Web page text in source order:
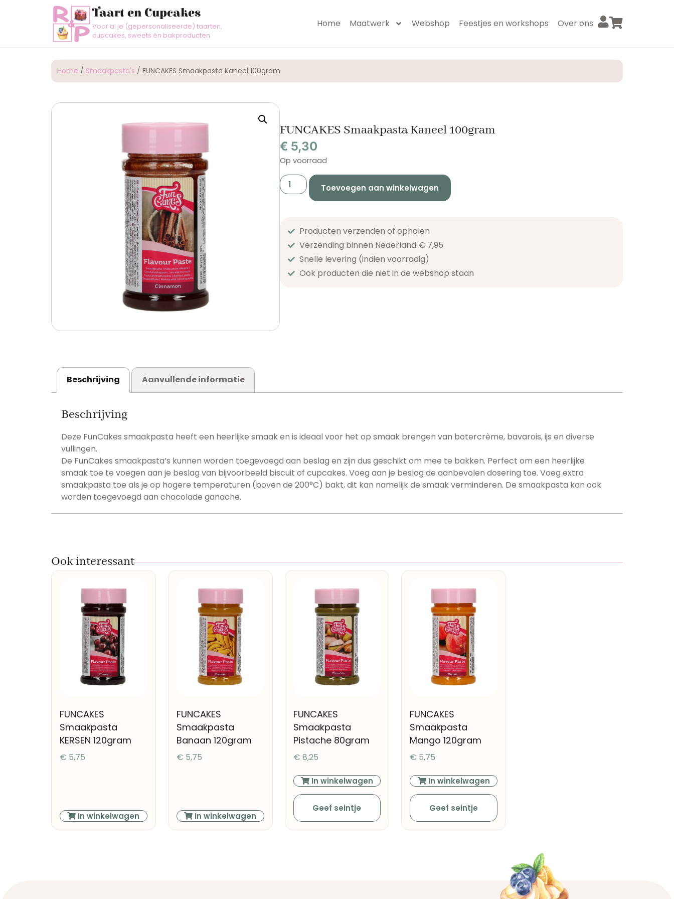
Taart en Cupcakes
Voor al je (gepersonaliseerde) taarten,
cupcakes, sweets én bakproducten
Home Maatwerk Webshop Feestjes en workshops Over ons
Home / Smaakpasta's / FUNCAKES Smaakpasta Kaneel 100gram
FUNCAKES Smaakpasta Kaneel 100gram
€ 5,30
Op voorraad
Toevoegen aan winkelwagen
Producten verzenden of ophalen
Verzending binnen Nederland € 7,95
Snelle levering (indien voorradig)
Ook producten die niet in de webshop staan​
Beschrijving Aanvullende informatie
Beschrijving
Deze FunCakes smaakpasta heeft een heerlijke smaak en is ideaal voor het op smaak brengen van botercrème, bavarois, ijs en diverse
vullingen.
De FunCakes smaakpasta’s kunnen worden toegevoegd aan beslag en zijn dus geschikt om mee te bakken. Perfect om een heerlijke
smaak toe te voegen aan je beslag van bijvoorbeeld biscuit of cupcakes. Voeg aan je beslag de aanbevolen dosering toe. Voeg extra
smaakpasta toe als je op hogere temperaturen (boven de 200°C) bakt, dit kan namelijk de smaak verminderen. De smaakpasta kan ook
worden toegevoegd aan chocolade ganache.
Ook interessant
FUNCAKES
Smaakpasta
KERSEN 120gram
€ 5,75
In winkelwagen
FUNCAKES
Smaakpasta
Banaan 120gram
€ 5,75
In winkelwagen
FUNCAKES
Smaakpasta
Pistache 80gram
€ 8,25
In winkelwagen
Geef seintje
FUNCAKES
Smaakpasta
Mango 120gram
€ 5,75
In winkelwagen
Geef seintje